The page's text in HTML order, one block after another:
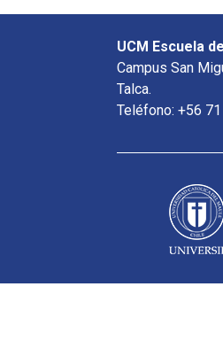
UCM Escuela
Campus San
Talca.
Teléfono: +56